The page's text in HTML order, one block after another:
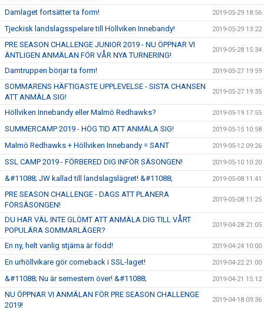
Damlaget fortsätter ta form! 2019-05-29 18:56
Tjeckisk landslagsspelare till Höllviken Innebandy! 2019-05-29 13:22
PRE SEASON CHALLENGE JUNIOR 2019 - NU ÖPPNAR VI
ÄNTLIGEN ANMÄLAN FÖR VÅR NYA TURNERING!
2019-05-28 15:34
Damtruppen börjar ta form! 2019-05-27 19:59
SOMMARENS HÄFTIGASTE UPPLEVELSE - SISTA CHANSEN
ATT ANMÄLA SIG!
2019-05-27 19:35
Höllviken Innebandy eller Malmö Redhawks? 2019-05-19 17:55
SUMMERCAMP 2019 - HÖG TID ATT ANMÄLA SIG! 2019-05-15 10:58
Malmö Redhawks + Höllviken Innebandy = SANT 2019-05-12 09:26
SSL CAMP 2019 - FÖRBERED DIG INFÖR SÄSONGEN! 2019-05-10 10:20
&#11088; JW kallad till landslagslägret! &#11088; 2019-05-08 11:41
PRE SEASON CHALLENGE - DAGS ATT PLANERA
FÖRSÄSONGEN!
2019-05-08 11:25
DU HAR VÄL INTE GLÖMT ATT ANMÄLA DIG TILL VÅRT
POPULÄRA SOMMARLÄGER?
2019-04-28 21:05
En ny, helt vanlig stjärna är född! 2019-04-24 10:00
En urhöllvikare gör comeback i SSL-laget! 2019-04-22 21:00
&#11088; Nu är semestern över! &#11088; 2019-04-21 15:12
NU ÖPPNAR VI ANMÄLAN FÖR PRE SEASON CHALLENGE
2019!
2019-04-18 09:36